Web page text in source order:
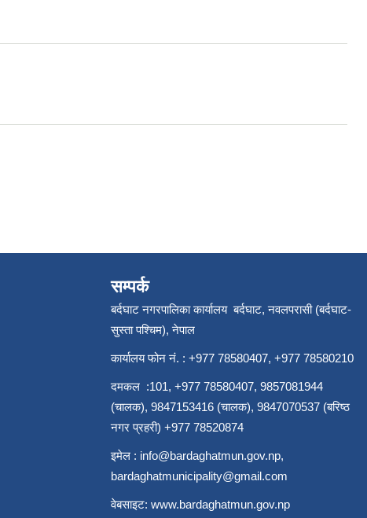
सम्पर्क
बर्दघाट नगरपालिका कार्यालय बर्दघाट, नवलपरासी (बर्दघाट-
सुस्ता पश्चिम), नेपाल
कार्यालय फोन नं. : +977 78580407, +977 78580210
दमकल :101, +977 78580407, 9857081944
(चालक), 9847153416 (चालक), 9847070537 (बरिष्ठ
नगर प्रहरी) +977 78520874
इमेल : info@bardaghatmun.gov.np,
bardaghatmunicipality@gmail.com
वेबसाइट: www.bardaghatmun.gov.np